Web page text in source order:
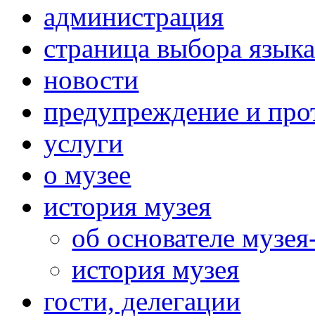
администрация
страница выбора языка
новости
предупреждение и
услуги
о музее
история музея
об основателе
история музея
гости, делегации